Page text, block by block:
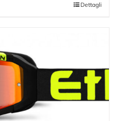
Dettagli